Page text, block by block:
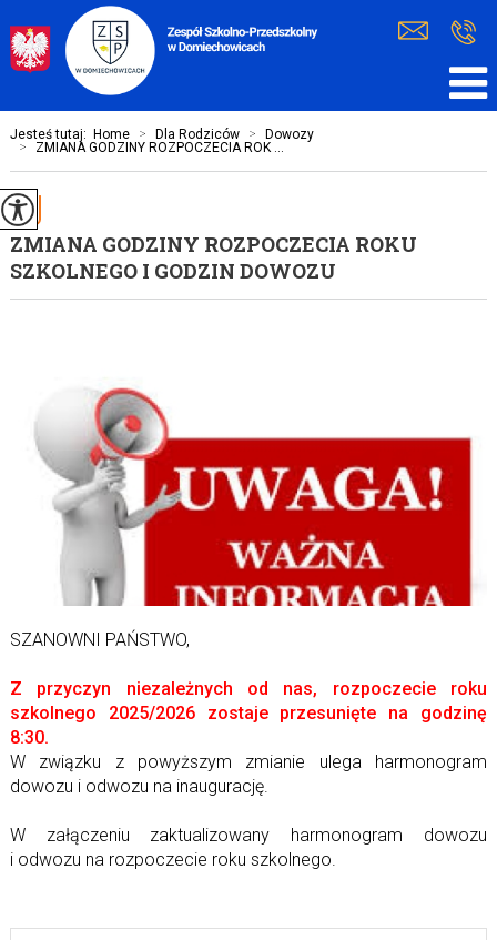
Jesteś tutaj: Home > Dla Rodziców >
Dowozy
>
ZMIANA GODZINY ROZPOCZECIA ROK ...
ZMIANA GODZINY ROZPOCZECIA ROKU
SZKOLNEGO I GODZIN DOWOZU
SZANOWNI PAŃSTWO,
Z przyczyn niezależnych od nas, rozpoczecie roku
szkolnego 2025/2026 zostaje przesunięte na godzinę
8:30.
W związku z powyższym zmianie ulega harmonogram
dowozu i odwozu na inaugurację.
W załączeniu zaktualizowany harmonogram dowozu
i odwozu na rozpoczecie roku szkolnego.